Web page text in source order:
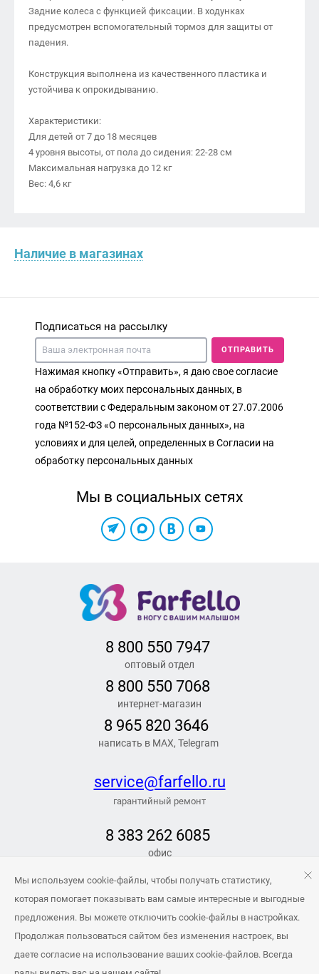
Задние колеса с функцией фиксации. В ходунках
предусмотрен вспомогательный тормоз для защиты от
падения.
Конструкция выполнена из качественного пластика и
устойчива к опрокидыванию.
Характеристики:
Для детей от 7 до 18 месяцев
4 уровня высоты, от пола до сидения: 22-28 см
Максимальная нагрузка до 12 кг
Вес: 4,6 кг
Наличие в магазинах
Подписаться на рассылку
ОТПРАВИТЬ
Нажимая кнопку «Отправить», я даю свое согласие
на обработку моих персональных данных, в
соответствии с Федеральным законом от 27.07.2006
года №152-ФЗ «О персональных данных», на
условиях и для целей, определенных в Согласии на
обработку персональных данных
Мы в социальных сетях
8 800 550 7947
оптовый отдел
8 800 550 7068
интернет-магазин
8 965 820 3646
написать в MAX, Telegram
service@farfello.ru
гарантийный ремонт
8 383 262 6085
офис
РЕЖИМ РАБОТЫ
info@farfello.ru
Мы используем cookie-файлы, чтобы получать статистику,
которая помогает показывать вам самые интересные и выгодные
предложения. Вы можете отключить cookie-файлы в настройках.
Продолжая пользоваться сайтом без изменения настроек, вы
даете согласие на использование ваших cookie-файлов. Всегда